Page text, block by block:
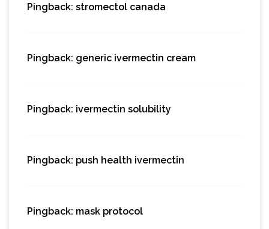
Pingback: stromectol canada
Pingback: generic ivermectin cream
Pingback: ivermectin solubility
Pingback: push health ivermectin
Pingback: mask protocol